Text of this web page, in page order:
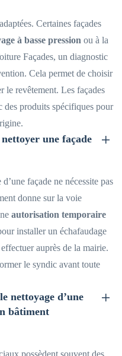
Certaines façades
à basse pression ou à la
Façades, un diagnostic
Cela permet de choisir
le revêtement. Les façades
des produits spécifiques pour
une façade
façade ne nécessite pas
donne sur la voie
autorisation temporaire
installer un échafaudage
auprès de la mairie.
le syndic avant toute
nettoyage d’une
bâtiment